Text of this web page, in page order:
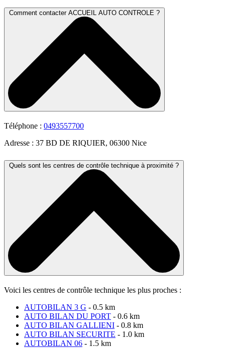
Comment contacter ACCUEIL AUTO CONTROLE ?
Téléphone : 0493557700
Adresse : 37 BD DE RIQUIER, 06300 Nice
Quels sont les centres de contrôle technique à proximité ?
Voici les centres de contrôle technique les plus proches :
AUTOBILAN 3 G - 0.5 km
AUTO BILAN DU PORT - 0.6 km
AUTO BILAN GALLIENI - 0.8 km
AUTO BILAN SECURITE - 1.0 km
AUTOBILAN 06 - 1.5 km